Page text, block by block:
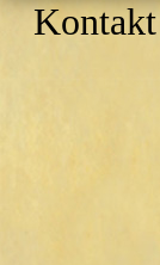
Kontakt